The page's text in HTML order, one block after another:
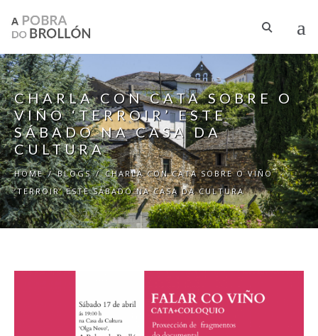
CHARLA CON CATA SOBRE O
VIÑO ‘TERROIR’ ESTE
SÁBADO NA CASA DA
CULTURA
HOME / BLOGS / CHARLA CON CATA SOBRE O VIÑO
‘TERROIR’ ESTE SÁBADO NA CASA DA CULTURA